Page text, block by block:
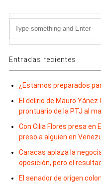
Entradas recientes
¿Estamos preparados
El delirio de Mauro
prontuario de la PTJ al
Con Cilia Flores presa en
preso a alguien en
Caracas aplaza la
oposición, pero el
El senador de origen